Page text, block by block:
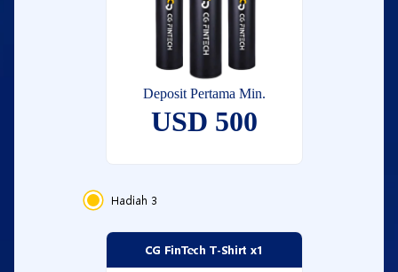
Deposit Pertama Min.
USD 500
Hadiah 3
CG FinTech T-Shirt x1